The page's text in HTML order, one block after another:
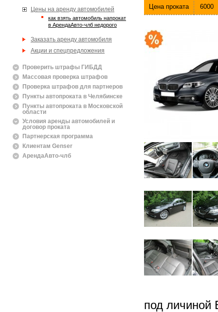
Цены на аренду автомобилей
Как взять автомобиль напрокат
в АрендаАвто-члб недорого
Заказать аренду автомобиля
Акции и спецпредложения
Проверить штрафы ГИБДД
Массовая проверка штрафов
Проверка штрафов для партнеров
Пункты автопроката в Челябинске
Пункты автопроката в Московской
области
Условия аренды автомобилей и
договор проката
Партнерская программа
Клиентам Genser
АрендаАвто-члб
Цена проката 6000
под личиной